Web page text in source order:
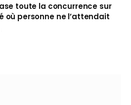
toute la concurrence sur
où personne ne l’attendait